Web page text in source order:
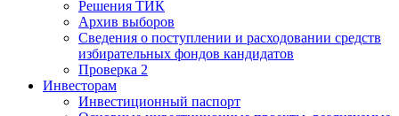
Решения ТИК
Архив выборов
Сведения о поступлении и расходовании средств
избирательных фондов кандидатов
Проверка 2
Инвесторам
Инвестиционный паспорт